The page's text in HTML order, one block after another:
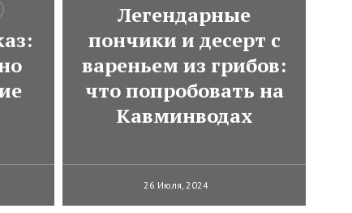
Легендарные
пончики и десерт с
вареньем из грибов:
что попробовать на
Кавминводах
26 Июля, 2024